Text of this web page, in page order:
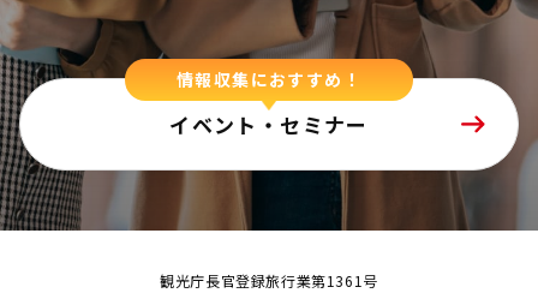
情報収集におすすめ！
イベント・セミナー
観光庁長官登録旅行業第1361号